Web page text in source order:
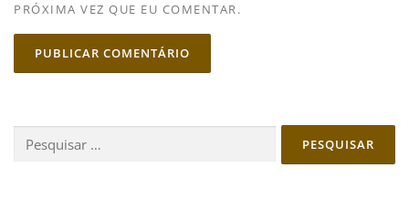
PRÓXIMA VEZ QUE EU COMENTAR.
por: